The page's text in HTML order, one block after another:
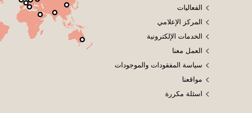
الفعاليات
المركز الإعلامي
الخدمات الإلكترونية
العمل معنا
سياسة المفقودات والموجودات
مواقعنا
اسئلة مكررة